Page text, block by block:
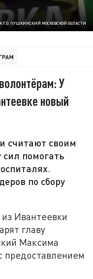
Г.О. ПУШКИНСКИЙ МОСКОВСКОЙ ОБЛАСТИ
У
новый
считают своим
помогать
по сбору
Ивантеевки
главу
Максима
предоставлением